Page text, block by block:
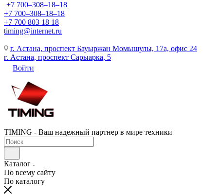
+7 700‒308‒18‒18
+7 700‒308‒18‒18
+7 700 803 18 18
timing@internet.ru
г. Астана, проспект Бауыржан Момышулы, 17а, офис 24
г. Астана, проспект Сарыарка, 5
Войти
TIMING - Ваш надежный партнер в мире техники
Каталог
По всему сайту
По каталогу